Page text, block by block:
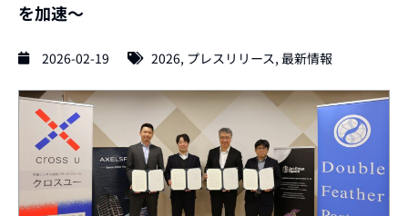
を加速〜
2026-02-19 2026, プレスリリース, 最新情報